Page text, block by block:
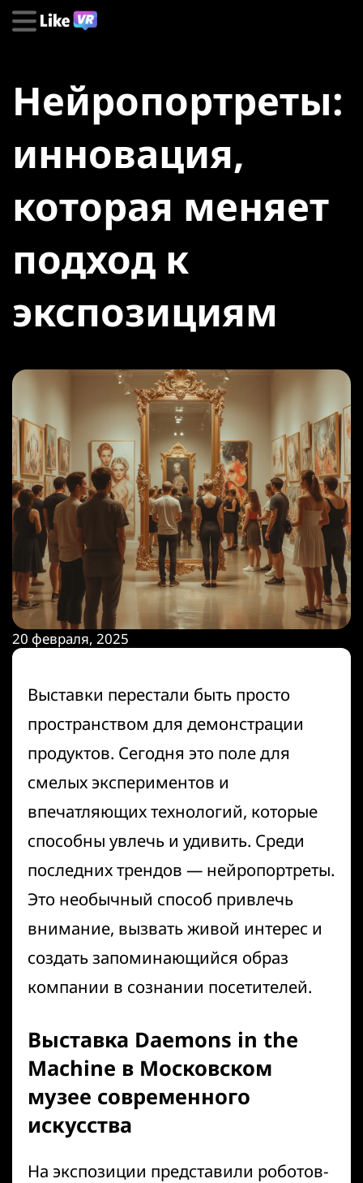
Нейропортреты:
инновация,
которая меняет
подход к
экспозициям
20 февраля, 2025
Выставки перестали быть просто
пространством для демонстрации
продуктов. Сегодня это поле для
смелых экспериментов и
впечатляющих технологий, которые
способны увлечь и удивить. Среди
последних трендов — нейропортреты.
Это необычный способ привлечь
внимание, вызвать живой интерес и
создать запоминающийся образ
компании в сознании посетителей.
Выставка Daemons in the
Machine в Московском
музее современного
искусства
На экспозиции представили роботов-